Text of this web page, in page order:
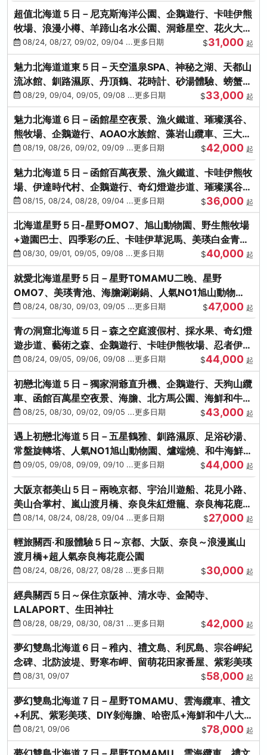
超值北海道５日－尼克斯海洋公園、企鵝遊行、卡哇伊熊
牧場、浪漫小樽、羊蹄山名水公園、洞爺星空、花火大
會、螃蟹懷石料理
08/24, 08/27, 09/02, 09/04 ...更多日期 $31,000 起
魅力北海道道東５日－天空溫泉SPA、神秘之湖、天都山
流冰館、釧路濕原、丹頂鶴、花時計、砂湯體驗、螃蟹吃
到飽08/29, 09/04, 09/05, 09/08 ...更多日期 $33,000 起
魅力北海道６日－函館星空夜景、漁火鐵道、璀璨溪谷、
熊牧場、企鵝遊行、AOAO水族館、藻岩山纜車、三大螃
蟹吃到飽
08/19, 08/26, 09/02, 09/09 ...更多日期 $42,000 起
魅力北海道５日－函館百萬夜景、漁火鐵道、卡哇伊熊牧
場、伊達時代村、企鵝遊行、奇幻燈遊步道、璀璨溪谷、
人氣NO1小丑漢堡
08/15, 08/24, 08/28, 09/04 ...更多日期 $36,000 起
北海道星野５日-星野OMO7、旭山動物園、野生熊牧場
+遊園巴士、四季彩の丘、卡哇伊草泥馬、美瑛白金青
池、螃蟹吃到飽
08/30, 09/01, 09/05, 09/08 ...更多日期 $40,000 起
就愛北海道星野５日－星野TOMAMU二晚、星野
OMO7、美瑛青池、海膽涮涮鍋、人氣NO1旭山動物
園、海鮮和牛螃蟹吃到飽
08/24, 08/30, 09/03, 09/05 ...更多日期 $47,000 起
青の洞窟北海道５日－森之空庭渡假村、採水果、奇幻燈
遊步道、藝術之森、企鵝遊行、卡哇伊熊牧場、忍者伊達
時代村、螃蟹吃到飽
08/24, 09/05, 09/06, 09/08 ...更多日期 $44,000 起
初戀北海道５日－獨家洞爺直升機、企鵝遊行、天狗山纜
車、函館百萬星空夜景、海膽、北方馬公園、海鮮和牛螃
蟹吃到飽
08/25, 08/30, 09/02, 09/05 ...更多日期 $43,000 起
遇上初戀北海道５日－五星鶴雅、釧路濕原、足浴砂湯、
常盤旋轉塔、人氣NO1旭山動物園、爐端燒、和牛海鮮螃
蟹吃到飽
09/05, 09/08, 09/09, 09/10 ...更多日期 $44,000 起
大阪京都美山５日－兩晚京都、宇治川遊船、花見小路、
美山合掌村、嵐山渡月橋、奈良朱紅燈籠、奈良梅花鹿、
流水瀑布電扶梯
08/14, 08/24, 08/28, 09/04 ...更多日期 $27,000 起
輕旅關西‧和服體驗５日～京都、大阪、奈良～浪漫嵐山
渡月橋+超人氣奈良梅花鹿公園
08/24, 08/26, 08/27, 08/28 ...更多日期 $30,000 起
經典關西５日～保住京阪神、清水寺、金閣寺、
LALAPORT、生田神社
08/28, 08/29, 08/30, 08/31 ...更多日期 $42,000 起
夢幻雙島北海道６日－稚內、禮文島、利尻島、宗谷岬紀
念碑、北防波堤、野寒布岬、留萌花田家番屋、紫彩美瑛
08/31, 09/07 $58,000 起
夢幻雙島北海道７日－星野TOMAMU、雲海纜車、禮文
+利尻、紫彩美瑛、DIY剝海膽、哈密瓜+海鮮和牛八大螃
蟹吃到飽
08/21, 09/06 $78,000 起